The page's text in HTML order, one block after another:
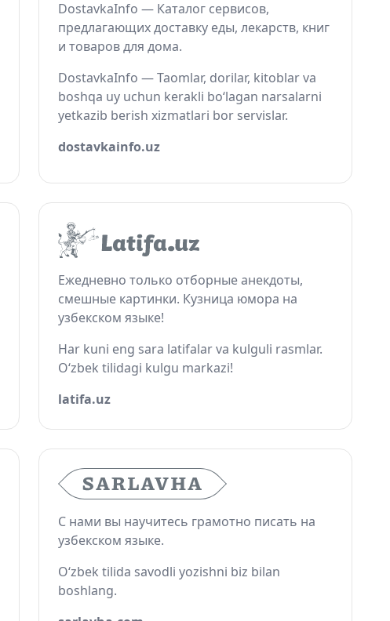
DostavkaInfo — Каталог сервисов,
предлагающих доставку еды, лекарств, книг
и товаров для дома.
DostavkaInfo — Taomlar, dorilar, kitoblar va
boshqa uy uchun kerakli bo‘lagan narsalarni
yetkazib berish xizmatlari bor servislar.
dostavkainfo.uz
Ежедневно только отборные анекдоты,
смешные картинки. Кузница юмора на
узбекском языке!
Har kuni eng sara latifalar va kulguli rasmlar.
O‘zbek tilidagi kulgu markazi!
latifa.uz
С нами вы научитесь грамотно писать на
узбекском языке.
O‘zbek tilida savodli yozishni biz bilan
boshlang.